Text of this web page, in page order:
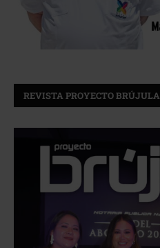
REVISTA PROYECTO BRÚJULA